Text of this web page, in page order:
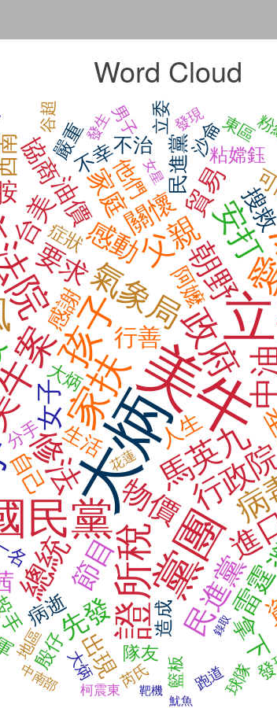
Word Cloud
美牛
黨團
民黨
證所稅
案 政府
修法 馬英九
總統
行政
朝野
進
物價
要求
台美油價 貿易
協商
民進黨
節目
粘嫦鈺
分手
男子 發現
發生
女星
柯震東
大炳
搜
民進黨
不幸
病逝
不治
嚴重
造成
沙侖
立委
安打
先發 雷
拿下
殷仔
大炳
隊友
籃板 球隊
東區
女子
大炳 跑道
靶機
魷魚
錄取
家扶
孩子
父親
感動
關懷
家庭
行善
自己
感謝
人生
阿嬤
他們
生活
氣象局
出現
症狀
谷超
地區
芮氏
花蓮
中南部